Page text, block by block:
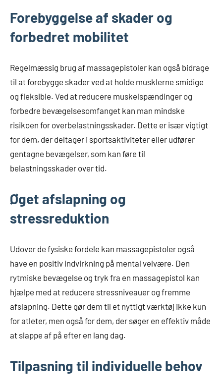
Forebyggelse af skader og
forbedret mobilitet
Regelmæssig brug af massagepistoler kan også bidrage
til at forebygge skader ved at holde musklerne smidige
og fleksible. Ved at reducere muskelspændinger og
forbedre bevægelsesomfanget kan man mindske
risikoen for overbelastningsskader. Dette er især vigtigt
for dem, der deltager i sportsaktiviteter eller udfører
gentagne bevægelser, som kan føre til
belastningsskader over tid.
Øget afslapning og
stressreduktion
Udover de fysiske fordele kan massagepistoler også
have en positiv indvirkning på mental velvære. Den
rytmiske bevægelse og tryk fra en massagepistol kan
hjælpe med at reducere stressniveauer og fremme
afslapning. Dette gør dem til et nyttigt værktøj ikke kun
for atleter, men også for dem, der søger en effektiv måde
at slappe af på efter en lang dag.
Tilpasning til individuelle behov